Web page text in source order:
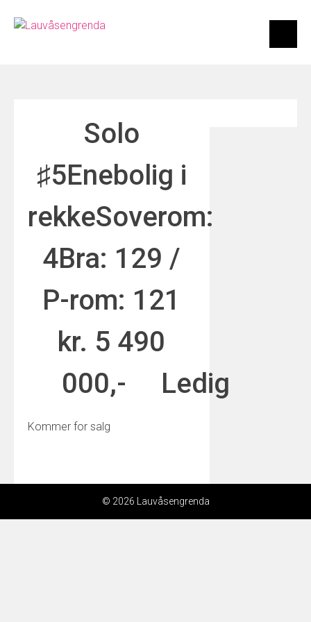
Solo
♯5Enebolig i
rekkeSoverom:
4Bra: 129 /
P-rom: 121
kr. 5 490
000,-
Ledig
Kommer for salg
© 2026 Lauvåsengrenda